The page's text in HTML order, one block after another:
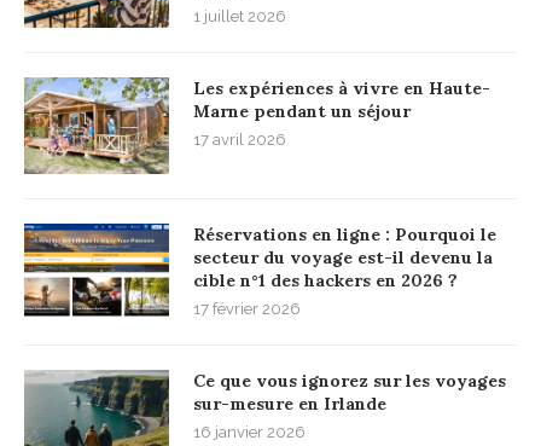
1 juillet 2026
Les expériences à vivre en Haute-
Marne pendant un séjour
17 avril 2026
Réservations en ligne : Pourquoi le
secteur du voyage est-il devenu la
cible n°1 des hackers en 2026 ?
17 février 2026
Ce que vous ignorez sur les voyages
sur-mesure en Irlande
16 janvier 2026